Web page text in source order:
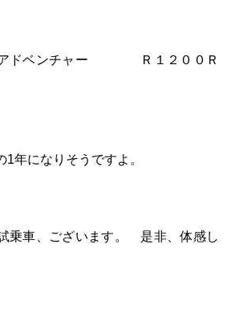
アドベンチャー Ｒ１２００Ｒ
1年になりそうですよ。
乗車、ございます。 是非、体感し